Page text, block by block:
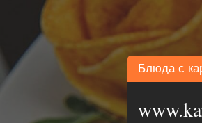
Блюда с